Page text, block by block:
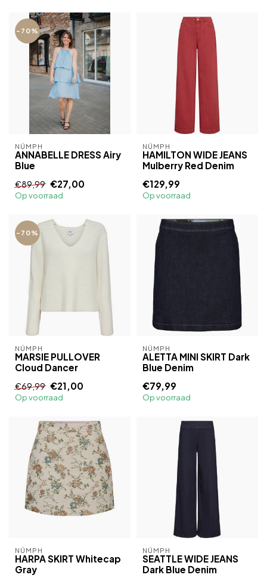
-70%
NÜMPH
ANNABELLE DRESS Airy
Blue
€89,99 €27,00
Op voorraad
NÜMPH
HAMILTON WIDE JEANS
Mulberry Red Denim
€129,99
Op voorraad
-70%
NÜMPH
MARSIE PULLOVER
Cloud Dancer
€69,99 €21,00
Op voorraad
NÜMPH
ALETTA MINI SKIRT Dark
Blue Denim
€79,99
Op voorraad
NÜMPH
HARPA SKIRT Whitecap
Gray
NÜMPH
SEATTLE WIDE JEANS
Dark Blue Denim